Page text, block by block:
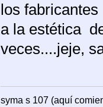
los
a la estética
veces....jeje,
syma s 107 (aquí